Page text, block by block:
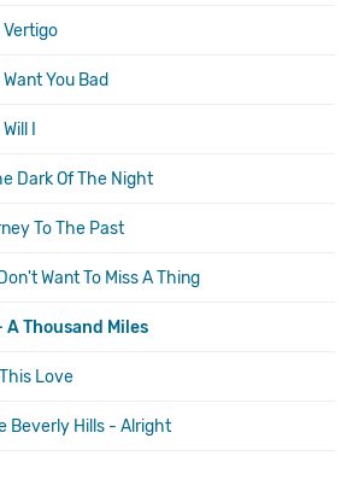
You Bad
I
Dark Of The Night
To The Past
Want To Miss A Thing
Thousand Miles
Love
Beverly Hills - Alright